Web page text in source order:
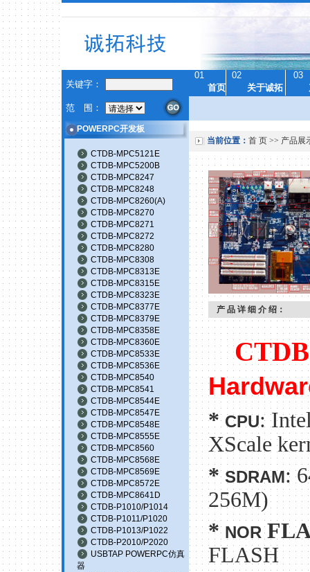
关键字：
范 围：
01 02
03
首页
关于诚拓
POWERPC开发板
CTDB-MPC5121E
CTDB-MPC5200B
CTDB-MPC8247
CTDB-MPC8248
CTDB-MPC8260(A)
CTDB-MPC8270
CTDB-MPC8271
CTDB-MPC8272
CTDB-MPC8280
CTDB-MPC8308
CTDB-MPC8313E
CTDB-MPC8315E
CTDB-MPC8323E
CTDB-MPC8377E
CTDB-MPC8379E
CTDB-MPC8358E
CTDB-MPC8360E
CTDB-MPC8533E
CTDB-MPC8536E
CTDB-MPC8540
CTDB-MPC8541
CTDB-MPC8544E
CTDB-MPC8547E
CTDB-MPC8548E
CTDB-MPC8555E
CTDB-MPC8560
CTDB-MPC8568E
CTDB-MPC8569E
CTDB-MPC8572E
CTDB-MPC8641D
CTDB-P1010/P1014
CTDB-P1011/P1020
CTDB-P1013/P1022
CTDB-P2010/P2020
USBTAP POWERPC仿真
器
当前位置： 首 页>> 产品展
产 品 详 细 介 绍：
* CPU:
XScale
*SDRAM:
256M)
* NOR
FLASH